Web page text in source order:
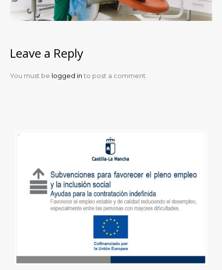
Leave a Reply
You must be logged in to post a comment.